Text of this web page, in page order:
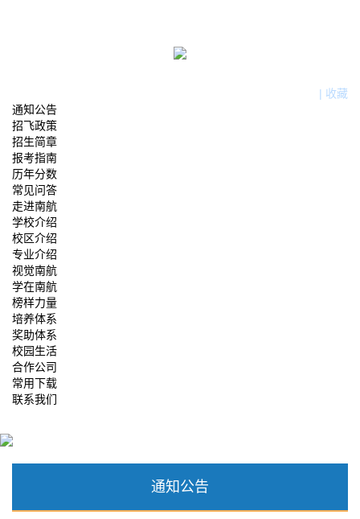
| 收藏
通知公告
招飞政策
招生简章
报考指南
历年分数
常见问答
走进南航
学校介绍
校区介绍
专业介绍
视觉南航
学在南航
榜样力量
培养体系
奖助体系
校园生活
合作公司
常用下载
联系我们
通知公告